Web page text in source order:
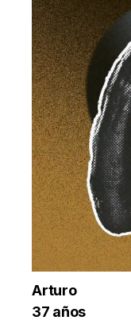
Arturo
37 años